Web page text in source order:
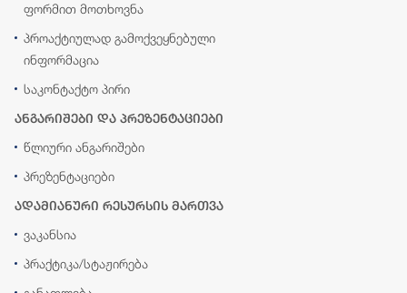
ფორმით მოთხოვნა
პროაქტიულად გამოქვეყნებული
ინფორმაცია
საკონტაქტო პირი
ანგარიშები და პრეზენტაციები
წლიური ანგარიშები
პრეზენტაციები
ადამიანური რესურსის მართვა
ვაკანსია
პრაქტიკა/სტაჟირება